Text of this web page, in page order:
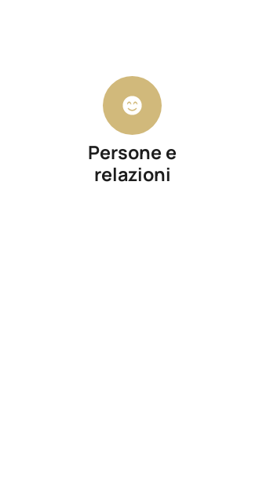
Persone e
relazioni